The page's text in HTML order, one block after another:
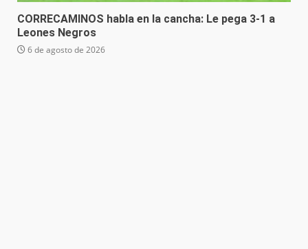
CORRECAMINOS habla en la cancha: Le pega 3-1 a
Leones Negros
6 de agosto de 2026